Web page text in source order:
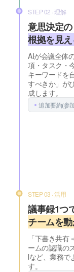
STEP 02 · 理解
意思決定の
根拠を見
AIが会議全体
項・タスク・
キーワードを
すべきか」が
成します。
追加要約(参
STEP 03 · 活用
議事録1つ
チームを
「下書き共
ームの認識の
lなど、業務で
す。